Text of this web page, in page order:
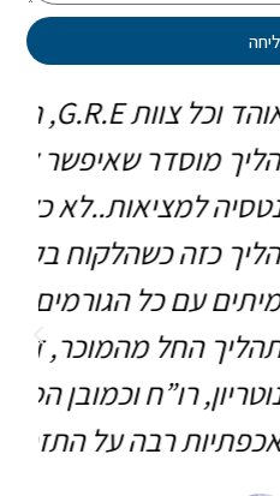
"אוהד וכל צוות G.R.E, תודה על ליווי
לנו להפוך
כל יום מסתיים
בקשרי ידידות
שמעורבים
דרך עו”ד,
הספק שניצח
כולה."